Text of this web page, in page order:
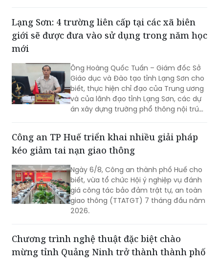
nguy hiểm.
Lạng Sơn: 4 trường liên cấp tại các xã biên
giới sẽ được đưa vào sử dụng trong năm học
mới
Ông Hoàng Quốc Tuấn – Giám đốc Sở
Giáo dục và Đào tạo tỉnh Lạng Sơn cho
biết, thực hiện chỉ đạo của Trung ương
và của lãnh đạo tỉnh Lạng Sơn, các dự
án xây dựng trường phổ thông nội trú
được đẩy nhanh tiến độ, hoàn thành
giai đoạn 1 bốn trường học, kịp thời đưa
2027.
Công an TP Huế triển khai nhiều giải pháp
kéo giảm tai nạn giao thông
Ngày 6/8, Công an thành phố Huế cho
biết, vừa tổ chức Hội ý nghiệp vụ đánh
giá công tác bảo đảm trật tự, an toàn
giao thông (TTATGT) 7 tháng đầu năm
2026.
Chương trình nghệ thuật đặc biệt chào
mừng tỉnh Quảng Ninh trở thành thành phố